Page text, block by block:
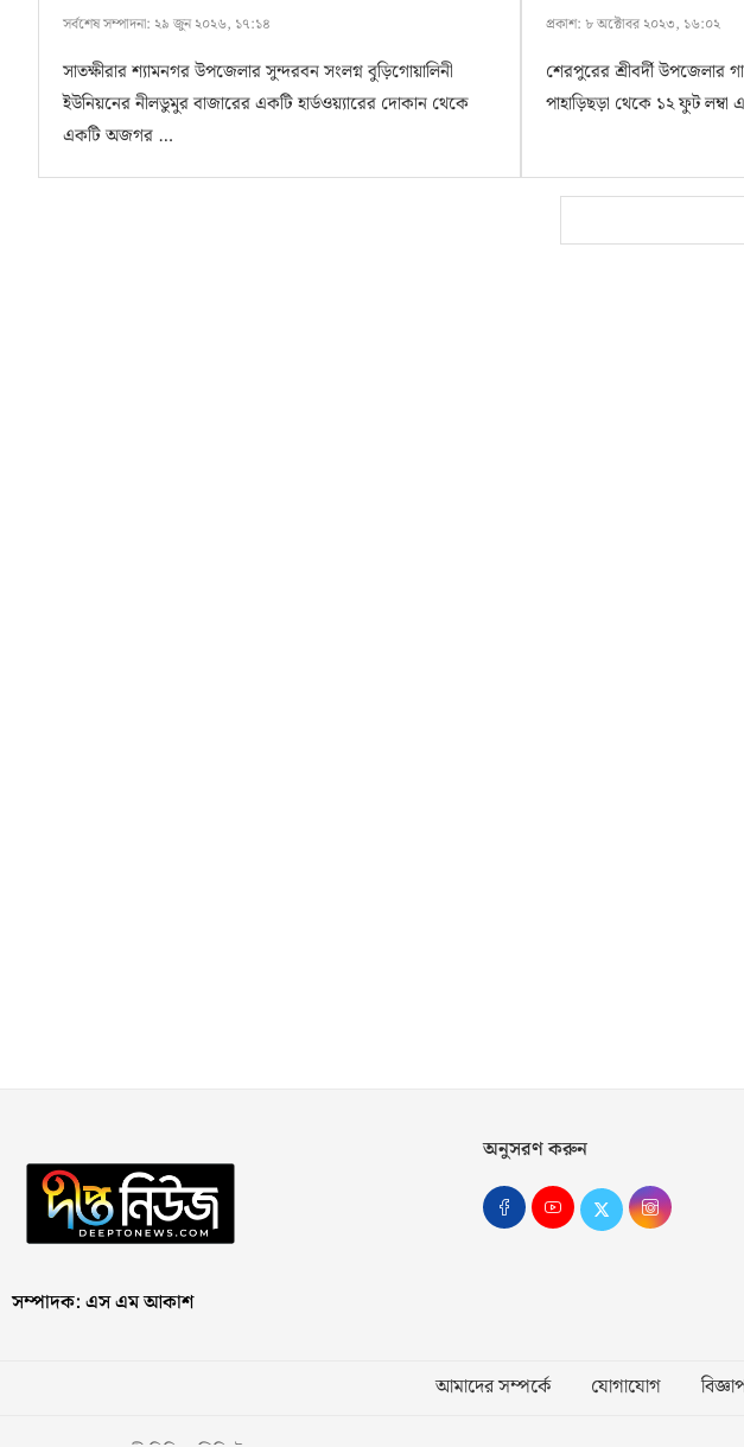
সর্বশেষ সম্পাদনা: ২৯ জুন ২০২৬, ১৭:১৪
সাতক্ষীরার শ্যামনগর উপজেলার সুন্দরবন সংলগ্ন বুড়িগোয়ালিনী
ইউনিয়নের নীলডুমুর বাজারের একটি হার্ডওয়‍্যারের দোকান থেকে
একটি অজগর …
প্রকাশ: ৮ অক্টোবর ২০২৩, ১৬:০২
শেরপুরের শ্রীবর্দী উপজেলার
পাহাড়িছড়া থেকে ১২ ফুট
সম্পাদক: এস এম আকাশ
অনুসরণ করুন
আমাদের সম্পর্কে যোগাযোগ